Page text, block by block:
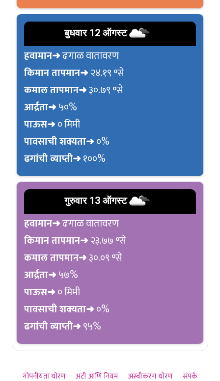
बुधवार 12 ऑगस्ट
हवामान➜ढगाळ वातावरण
किमान तापमान➜२४.१९ °से
कमाल तापमान➜३०.७९ °से
आर्द्रता➜५०%
पाऊस➜० मिमी
पावसाची शक्यता➜०%
ढगांची व्याप्ती➜१००%
गुरुवार 13 ऑगस्ट
हवामान➜ढगाळ वातावरण
किमान तापमान➜२३.७७ °से
कमाल तापमान➜३०.०९ °से
आर्द्रता➜५७%
पाऊस➜० मिमी
पावसाची शक्यता➜०%
ढगांची व्याप्ती➜९५%
गोपनीयता धोरण अटी आणि नियम अस्वीकरण धोरण संपर्क